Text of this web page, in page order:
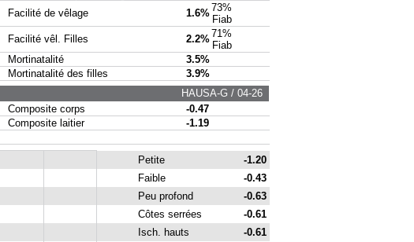
Facilité de vêlage 1.6%73%
Fiab
Facilité vêl. Filles 2.2%71%
Fiab
Mortinatalité
3.5%
Mortinatalité des filles
3.9%
HAUSA-G / 04-26
Composite corps
-0.47
Composite laitier
-1.19
Petite
-1.20
Faible
-0.43
Peu profond
-0.63
Côtes serrées
-0.61
Isch. hauts -0.61